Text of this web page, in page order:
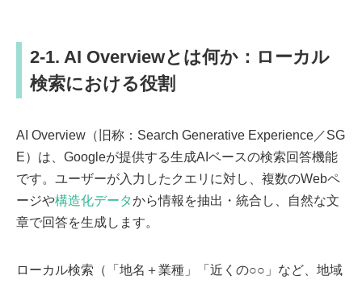
2-1. AI Overviewとは何か：ローカル
検索における役割
AI Overview（旧称：Search Generative Experience／SG
E）は、Googleが提供する生成AIベースの検索回答機能
です。ユーザーが入力したクエリに対し、複数のWebペ
ージや構造化データから情報を抽出・統合し、自然な文
章で回答を生成します。
ローカル検索（「地名＋業種」「近くの○○」など、地域